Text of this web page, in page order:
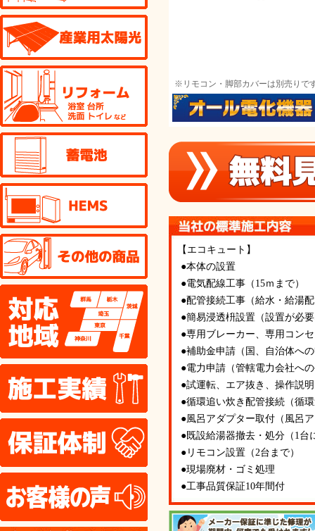
HEMS
その他の商品
施工実績
保証体制
※リモコン・脚部カバーは別売りで
【エコキュート】
●本体の設置
●電気配線工事（15ｍまで）
●配管接続工事（給水・給湯
●簡易浸透枡設置（設置が必
●専用ブレーカー、専用コン
●補助金申請（国、自治体へ
●電力申請（管轄電力会社へ
●試運転、エア抜き、操作説明
●循環追い炊き配管接続（循
●風呂アダプター取付（風呂
●既設給湯器撤去・処分（1台
●リモコン設置（2台まで）
●現場廃材・ゴミ処理
●工事品質保証10年間付